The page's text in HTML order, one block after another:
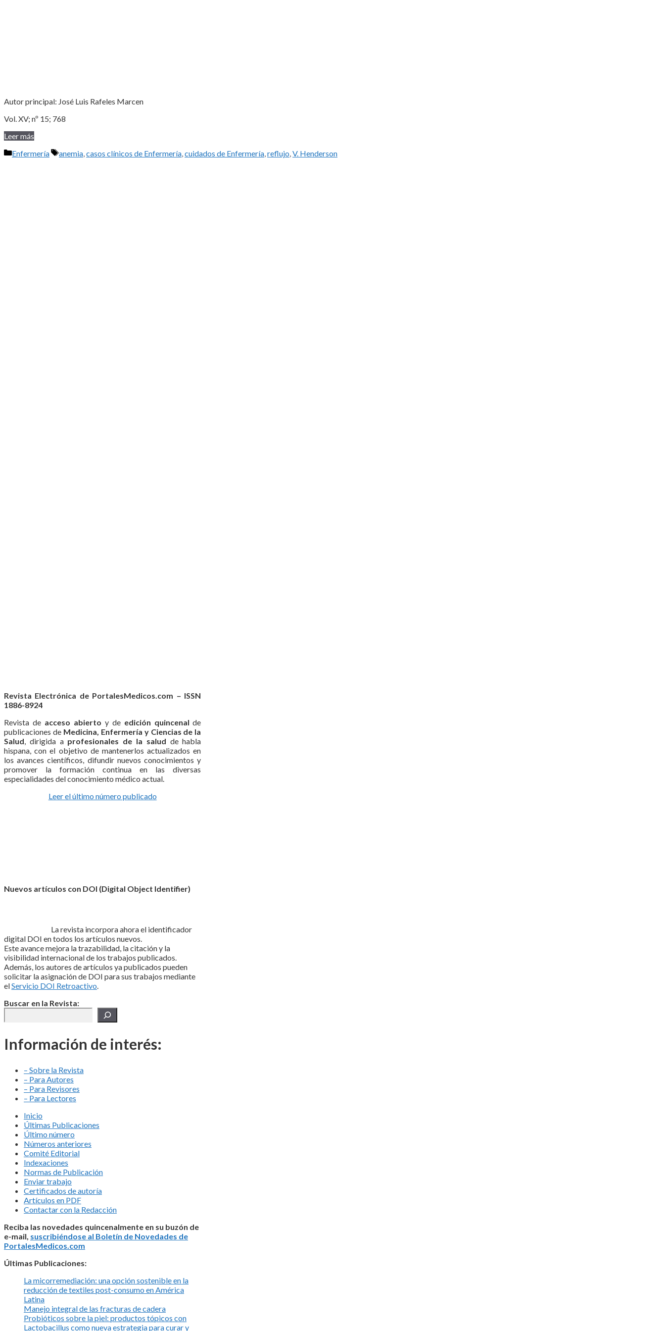
Autor principal: José Luis Rafeles Marcen
Vol. XV; nº 15; 768
Leer más
Categorías
Enfermería Etiquetas
anemia,casos clínicos de Enfermería,cuidados de Enfermería,reflujo,V. Henderson
Revista Electrónica de PortalesMedicos.com – ISSN
1886-8924
Revista de acceso abierto y de edición quincenal de
publicaciones de Medicina, Enfermería y Ciencias de la
Salud, dirigida a profesionales de la salud de habla
hispana, con el objetivo de mantenerlos actualizados en
los avances científicos, difundir nuevos conocimientos y
promover la formación continua en las diversas
especialidades del conocimiento médico actual.
Leer el último número publicado
Nuevos artículos con DOI (Digital Object Identifier)
La revista incorpora ahora el identificador
digital DOI en todos los artículos nuevos.
Este avance mejora la trazabilidad, la citación y la
visibilidad internacional de los trabajos publicados.
Además, los autores de artículos ya publicados pueden
solicitar la asignación de DOI para sus trabajos mediante
elServicio DOI Retroactivo.
Buscar en la Revista:
Información de interés:
– Sobre la Revista
– Para Autores
– Para Revisores
– Para Lectores
Inicio
Últimas Publicaciones
Último número
Números anteriores
Comité Editorial
Indexaciones
Normas de Publicación
Enviar trabajo
Certificados de autoría
Artículos en PDF
Contactar con la Redacción
Reciba las novedades quincenalmente en su buzón de
e-mail, suscribiéndose al Boletín de Novedades de
PortalesMedicos.com
Últimas Publicaciones:
La micorremediación: una opción sostenible en la
reducción de textiles post-consumo en América
Latina
Manejo integral de las fracturas de cadera
Probióticos sobre la piel: productos tópicos con
Lactobacillus como nueva estrategia para curar y